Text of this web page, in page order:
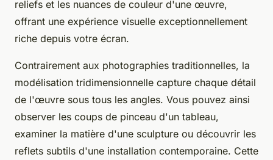
reliefs et les nuances de couleur d'une œuvre,
offrant une expérience visuelle exceptionnellement
riche depuis votre écran.
Contrairement aux photographies traditionnelles, la
modélisation tridimensionnelle capture chaque détail
de l'œuvre sous tous les angles. Vous pouvez ainsi
observer les coups de pinceau d'un tableau,
examiner la matière d'une sculpture ou découvrir les
reflets subtils d'une installation contemporaine. Cette